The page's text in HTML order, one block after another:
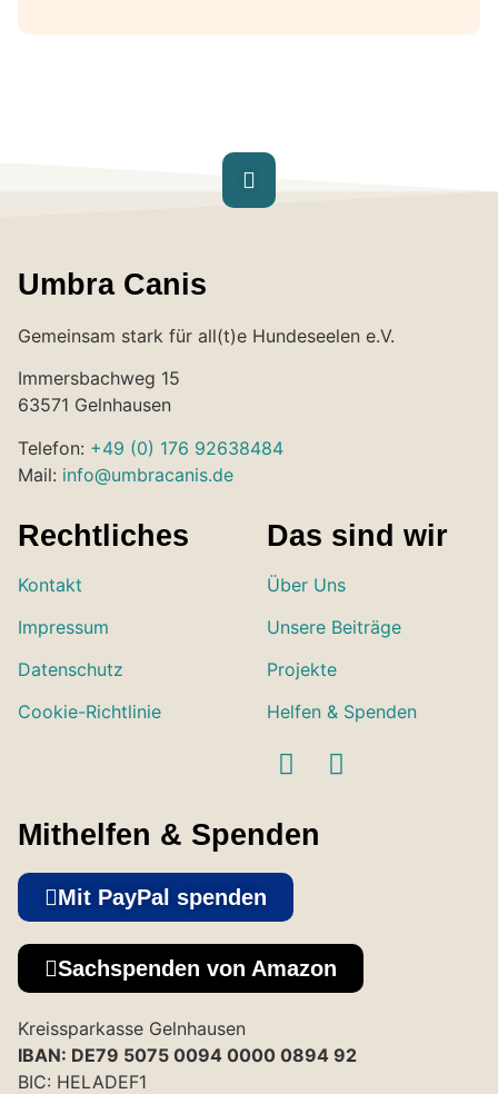
Umbra Canis
Gemeinsam stark für all(t)e Hundeseelen e.V.
Immersbachweg 15
63571 Gelnhausen
Telefon: +49 (0) 176 92638484
Mail: info@umbracanis.de
Rechtliches
Kontakt
Impressum
Datenschutz
Cookie-Richtlinie
Das sind wir
Über Uns
Unsere Beiträge
Projekte
Helfen & Spenden
Mithelfen & Spenden
Mit PayPal spenden
Sachspenden von Amazon
Kreissparkasse Gelnhausen
IBAN: DE79 5075 0094 0000 0894 92
BIC: HELADEF1